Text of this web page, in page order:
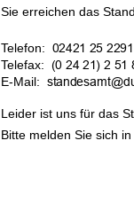
Sie erreichen das
Telefon:
Telefax:
E-Mail:
Leider ist uns für das
Bitte melden Sie sich